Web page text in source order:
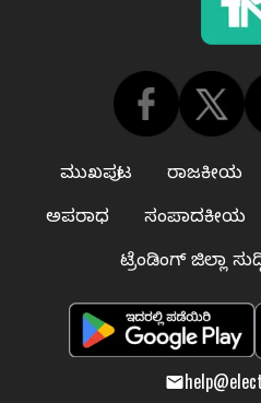
ಮುಖಪುಟ ರಾಜಕೀಯ
ಅಪರಾಧ
ಸಂಪಾದಕೀಯ
ಟ್ರೆಂಡಿಂಗ್ ಜಿಲ್ಲಾ